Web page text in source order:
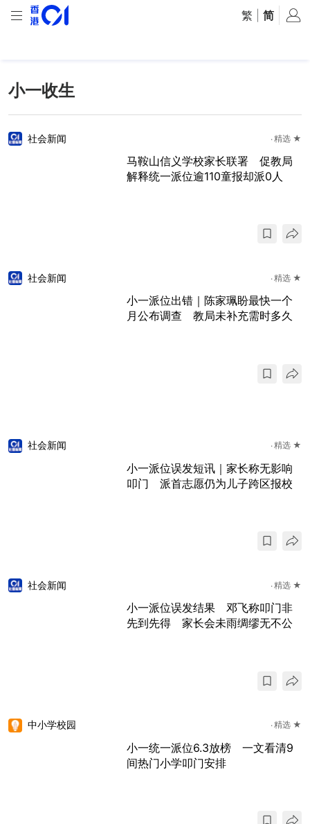
繁 简
小一收生
社会新闻 精选 ★
马鞍山信义学校家长联署 促教局
解释统一派位逾110童报却派0人
社会新闻 精选 ★
小一派位出错｜陈家珮盼最快一个
月公布调查 教局未补充需时多久
社会新闻 精选 ★
小一派位误发短讯｜家长称无影响
叩门 派首志愿仍为儿子跨区报校
社会新闻 精选 ★
小一派位误发结果 邓飞称叩门非
先到先得 家长会未雨绸缪无不公
中小学校园 精选 ★
小一统一派位6.3放榜 一文看清9
间热门小学叩门安排